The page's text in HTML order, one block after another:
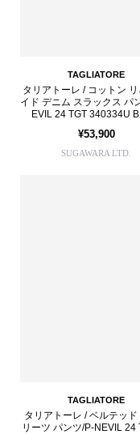
TAGLIATORE
タリアトーレ / コットン
イド デニム スラックス パ
EVIL 24 TGT 340334U
¥53,900
SUGAWARA LTD.
TAGLIATORE
タリアトーレ / ベルテッド
リーツ パンツ/P-NEVIL 24